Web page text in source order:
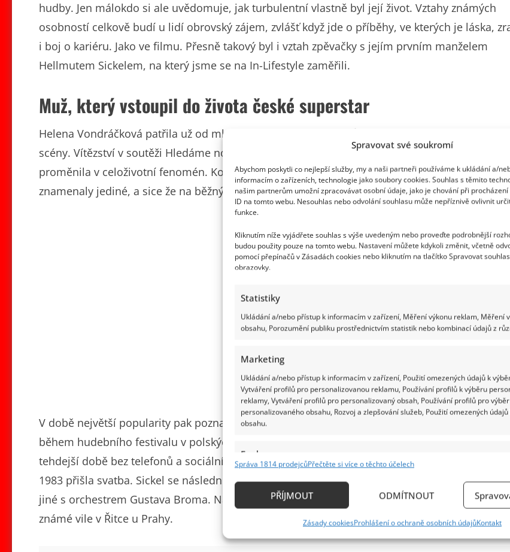
Spravovat své soukromí
Abychom poskytli co nejlepší služby, my a naši partneři používáme k ukládání a/
informacím o zařízeních, technologie jako soubory cookies. Souhlas s těmito
našim partnerům umožní zpracovávat osobní údaje, jako je chování při
ID na tomto webu. Nesouhlas nebo odvolání souhlasu může nepříznivě ovlivnit
funkce.
Kliknutím níže vyjádřete souhlas s výše uvedeným nebo proveďte podrobnější
budou použity pouze na tomto webu. Nastavení můžete kdykoli změnit, včetně
pomocí přepínačů v Zásadách cookies nebo kliknutím na tlačítko Spravovat
obrazovky.
Statistiky
Ukládání a/nebo přístup k informacím v zařízení, Měření výkonu reklam, Měření
obsahu, Porozumění publiku prostřednictvím statistik nebo kombinací údajů z
Marketing
Ukládání a/nebo přístup k informacím v zařízení, Použití omezených údajů k
Vytváření profilů pro personalizovanou reklamu, Používání profilů k výběru
reklamy, Vytváření profilů pro personalizovaný obsah, Používání profilů pro výběr
personalizovaného obsahu, Rozvoj a zlepšování služeb, Použití omezených
obsahu.
Funkce
Identifikace zařízení na základě automaticky přenášených informací.
základě aktivně vyžádaných informací.
Správa 1814 prodejcůPřečtěte si více o těchto účelech
PŘÍJMOUT ODMÍTNOUT
Zásady cookiesProhlášení o ochraně osobních údajůKontakt
hudby. Jen málokdo si ale uvědomuje, jak turbulentní vlastně byl její život. Vztahy známých
osobností celkově budí u lidí obrovský zájem, zvlášť když jde o příběhy, ve kterých je láska,
i boj o kariéru. Jako ve filmu. Přesně takový byl i vztah zpěvačky s jejím prvním manželem
Hellmutem Sickelem, na který jsme se na In-Lifestyle zaměřili.
Muž, který vstoupil do života české superstar
Helena Vondráčková patřila už od mládí k mimořádným talentům československé hudební
scény. Vítězství v soutěži Hledáme nové talenty nastartovalo šílenou kariéru, která se postupně
proměnila v celoživotní fenomén. Koncerty, natáčení, festivaly i nekonečné cestování ale
znamenaly jediné, a sice že na běžný partnerský život už tak moc prostoru nezbývalo.
V době největší popularity pak poznala německého hudebníka Hellmuta Sickela. Seznámili se
během hudebního festivalu v polských Sopotech a několik let udržovali vztah na dálku. V
tehdejší době bez telefonů a sociálních sítí to bylo těžké. Přesto jejich vztah vydržel a v roce
1983 přišla svatba. Sickel se následně přestěhoval do Československa a spolupracoval mimo
jiné s orchestrem Gustava Broma. Na veřejnosti působili jako harmonický pár. Společně žili
známé vile v Řitce u Prahy.